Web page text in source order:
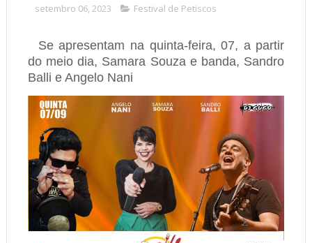
setembro 06, 2023 Festival de Petiscos
Se apresentam na quinta-feira, 07, a partir
do meio dia, Samara Souza e banda, Sandro
Balli e Angelo Nani